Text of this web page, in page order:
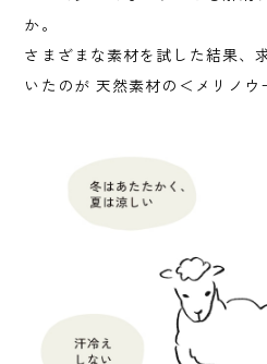
か。
さまざまな素材を試した結果、
いたのが 天然素材の＜メリノウ